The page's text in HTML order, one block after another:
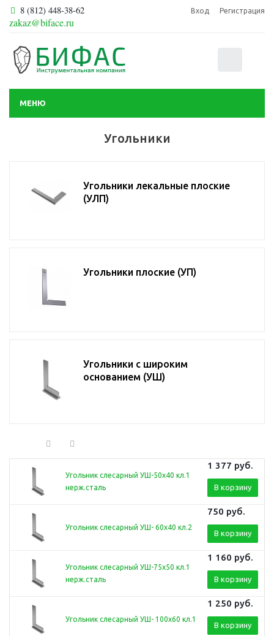
8 (812) 448-38-62
zakaz@biface.ru
Вход Регистрация
МЕНЮ
Угольники
Угольники лекальные плоские
(УЛП)
Угольники плоские (УП)
Угольники с широким
основанием (УШ)
Угольник слесарный УШ-50х40 кл.1
нерж.сталь
1 377 руб.
В корзину
Угольник слесарный УШ- 60х40 кл.2
750 руб.
В корзину
Угольник слесарный УШ-75х50 кл.1
нерж.сталь
1 160 руб.
В корзину
Угольник слесарный УШ- 100х60 кл.1
1 250 руб.
В корзину